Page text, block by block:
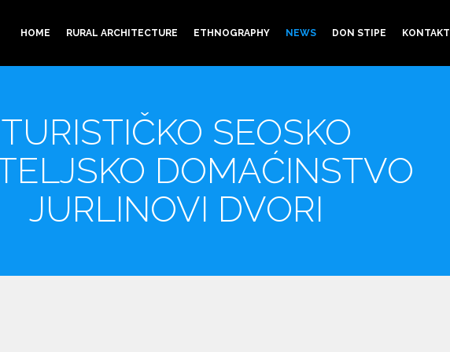
HOME RURAL ARCHITECTURE ETHNOGRAPHY NEWS DON STIPE KONTAKT
TURISTIČKO SEOSKO
DOMAĆINSTVO
JURLINOVI DVORI